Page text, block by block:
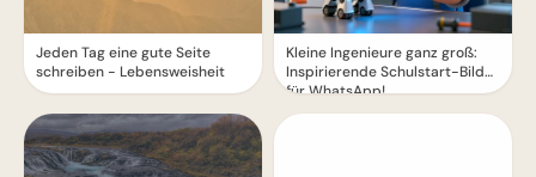
Jeden Tag eine gute Seite
schreiben - Lebensweisheit
Kleine Ingenieure ganz groß:
Inspirierende Schulstart-Bilder
für WhatsApp!